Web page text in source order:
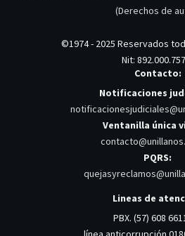
(Derechos de
©1974 - 2025 Reservados
Nit:
Contacto:
Notificaciones
Ventanilla única
PQRS:
Lineas de
PBX. (57) 608